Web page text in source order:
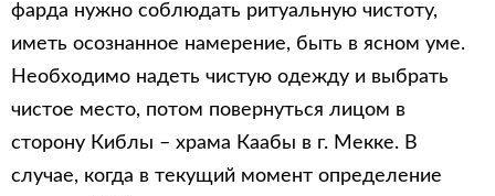
фарда нужно соблюдать ритуальную чистоту,
иметь осознанное намерение, быть в ясном уме.
Необходимо надеть чистую одежду и выбрать
чистое место, потом повернуться лицом в
сторону Киблы – храма Каабы в г. Мекке. В
случае, когда в текущий момент определение